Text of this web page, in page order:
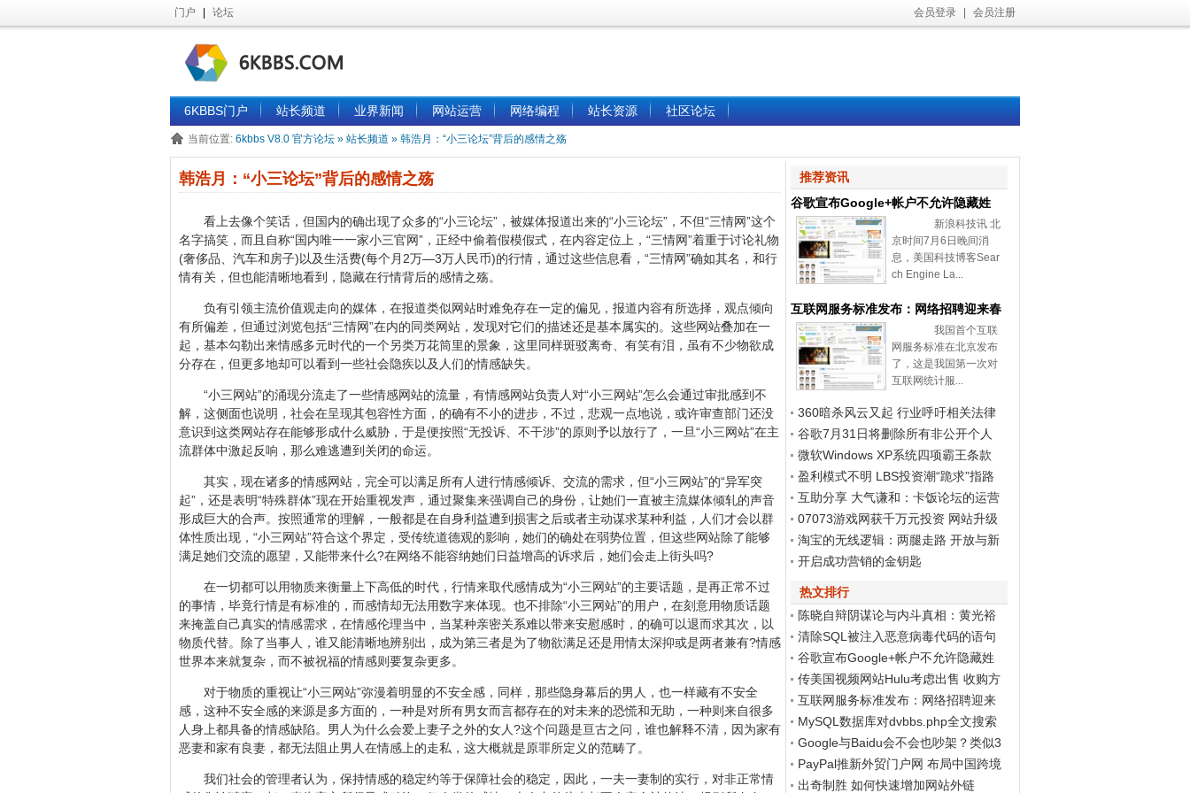
门户 论坛 会员登录 会员注册
6KBBS门户 站长频道 业界新闻 网站运营 网络编程 站长资源 社区论坛
当前位置: 6kbbs V8.0 官方论坛 » 站长频道 » 韩浩月：“小三论坛”背后的感情之殇
韩浩月：“小三论坛”背后的感情之殇
看上去像个笑话，但国内的确出现了众多的“小三论坛”，被媒体报道出来的“小三论坛”，不但“三情网”这个
名字搞笑，而且自称“国内唯一一家小三官网”，正经中偷着假模假式，在内容定位上，“三情网”着重于讨论礼物
(奢侈品、汽车和房子)以及生活费(每个月2万—3万人民币)的行情，通过这些信息看，“三情网”确如其名，和行
情有关，但也能清晰地看到，隐藏在行情背后的感情之殇。
负有引领主流价值观走向的媒体，在报道类似网站时难免存在一定的偏见，报道内容有所选择，观点倾向
有所偏差，但通过浏览包括“三情网”在内的同类网站，发现对它们的描述还是基本属实的。这些网站叠加在一
起，基本勾勒出来情感多元时代的一个另类万花筒里的景象，这里同样斑驳离奇、有笑有泪，虽有不少物欲成
分存在，但更多地却可以看到一些社会隐疾以及人们的情感缺失。
“小三网站”的涌现分流走了一些情感网站的流量，有情感网站负责人对“小三网站”怎么会通过审批感到不
解，这侧面也说明，社会在呈现其包容性方面，的确有不小的进步，不过，悲观一点地说，或许审查部门还没
意识到这类网站存在能够形成什么威胁，于是便按照“无投诉、不干涉”的原则予以放行了，一旦“小三网站”在主
流群体中激起反响，那么难逃遭到关闭的命运。
其实，现在诸多的情感网站，完全可以满足所有人进行情感倾诉、交流的需求，但“小三网站”的“异军突
起”，还是表明“特殊群体”现在开始重视发声，通过聚集来强调自己的身份，让她们一直被主流媒体倾轧的声音
形成巨大的合声。按照通常的理解，一般都是在自身利益遭到损害之后或者主动谋求某种利益，人们才会以群
体性质出现，“小三网站”符合这个界定，受传统道德观的影响，她们的确处在弱势位置，但这些网站除了能够
满足她们交流的愿望，又能带来什么?在网络不能容纳她们日益增高的诉求后，她们会走上街头吗?
在一切都可以用物质来衡量上下高低的时代，行情来取代感情成为“小三网站”的主要话题，是再正常不过
的事情，毕竟行情是有标准的，而感情却无法用数字来体现。也不排除“小三网站”的用户，在刻意用物质话题
来掩盖自己真实的情感需求，在情感伦理当中，当某种亲密关系难以带来安慰感时，的确可以退而求其次，以
物质代替。除了当事人，谁又能清晰地辨别出，成为第三者是为了物欲满足还是用情太深抑或是两者兼有?情感
世界本来就复杂，而不被祝福的情感则要复杂更多。
对于物质的重视让“小三网站”弥漫着明显的不安全感，同样，那些隐身幕后的男人，也一样藏有不安全
感，这种不安全感的来源是多方面的，一种是对所有男女而言都存在的对未来的恐慌和无助，一种则来自很多
人身上都具备的情感缺陷。男人为什么会爱上妻子之外的女人?这个问题是亘古之问，谁也解释不清，因为家有
恶妻和家有良妻，都无法阻止男人在情感上的走私，这大概就是原罪所定义的范畴了。
我们社会的管理者认为，保持情感的稳定约等于保障社会的稳定，因此，一夫一妻制的实行，对非正常情
推荐资讯
谷歌宣布Google+帐户不允许隐藏姓
名和性别
新浪科技讯 北
京时间7月6日晚间消
息，美国科技博客Sear
ch Engine La...
互联网服务标准发布：网络招聘迎来春
天
我国首个互联
网服务标准在北京发布
了，这是我国第一次对
互联网统计服...
360暗杀风云又起 行业呼吁相关法律
尽快出台
谷歌7月31日将删除所有非公开个人
资料页面
微软Windows XP系统四项霸王条款
被判无效
盈利模式不明 LBS投资潮“跪求”指路
标互助分享 大气谦和：卡饭论坛的运营
之道
07073游戏网获千万元投资 网站升级
Discuz! X2再度发力
淘宝的无线逻辑：两腿走路 开放与新
商业生态
开启成功营销的金钥匙
热文排行
陈晓自辩阴谋论与内斗真相：黄光裕
智商高
清除SQL被注入恶意病毒代码的语句
谷歌宣布Google+帐户不允许隐藏姓
名和性别
传美国视频网站Hulu考虑出售 收购方
非谷歌
互联网服务标准发布：网络招聘迎来
春天
MySQL数据库对dvbbs.php全文搜索
的完全分析
Google与Baidu会不会也吵架？类似3
60与腾讯...
PayPal推新外贸门户网 布局中国跨境
电子商务
出奇制胜 如何快速增加网站外链